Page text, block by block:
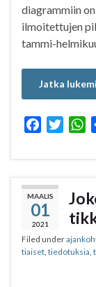
diagrammiin
ilmoitettujen
tammi-
Jatka
c
e
b
o
o
k
i
t
W
a
t
s
A
p
p
MAALIS
01
2021
Filed under
tiaiset tiedotuksia